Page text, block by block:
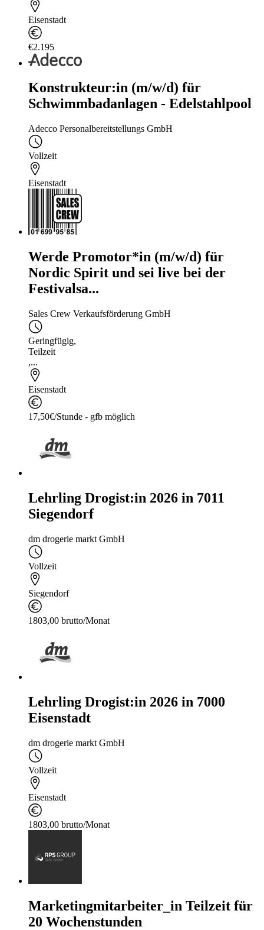
Eisenstadt
€2.195
Konstrukteur:in (m/w/d) für
Schwimmbadanlagen - Edelstahlpool
Adecco Personalbereitstellungs GmbH
Vollzeit
Eisenstadt
Werde Promotor*in (m/w/d) für
Nordic Spirit und sei live bei der
Festivalsa...
Sales Crew Verkaufsförderung GmbH
Geringfügig,
Teilzeit
,...
Eisenstadt
17,50€/Stunde - gfb möglich
Lehrling Drogist:in 2026 in 7011
Siegendorf
dm drogerie markt GmbH
Vollzeit
Siegendorf
1803,00 brutto/Monat
Lehrling Drogist:in 2026 in 7000
Eisenstadt
dm drogerie markt GmbH
Vollzeit
Eisenstadt
1803,00 brutto/Monat
Marketingmitarbeiter_in Teilzeit für
20 Wochenstunden